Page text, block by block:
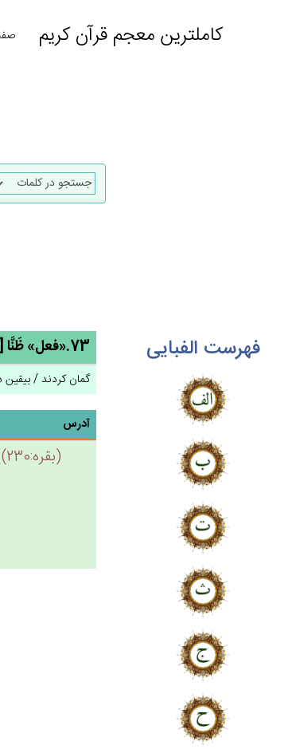
کاملترین معجم قرآن کریم
فهرست الفبایی 73.«فعل» ظَنَّا [1] ← ظنن
گمان کردند / بیقین
آدرس
(بقره:230)